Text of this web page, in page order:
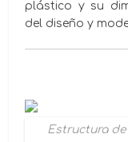
plástico y su
del diseño y
Estructura